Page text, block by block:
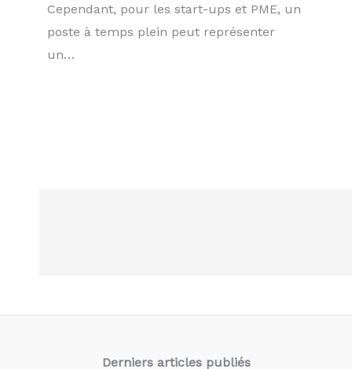
Cependant, pour les start-ups et PME, un
poste à temps plein peut représenter
un…
Derniers articles publiés